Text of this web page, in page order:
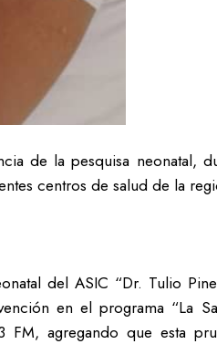
de la pesquisa neonatal,
centros de salud de la
del ASIC “Dr. Tulio
en el programa “La
FM, agregando que esta